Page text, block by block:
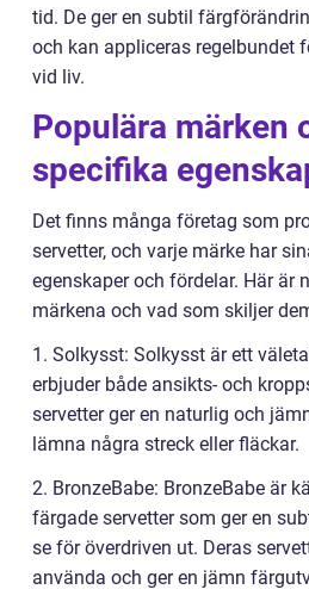
tid. De ger en subtil
och kan appliceras regelbundet
vid liv.
Populära märken
specifika
Det finns många företag som
servetter, och varje märke har
egenskaper och fördelar. Här är
märkena och vad som skiljer
1. Solkysst: Solkysst är ett
erbjuder både ansikts- och
servetter ger en naturlig och
lämna några streck eller fläckar.
2. BronzeBabe: BronzeBabe är
färgade servetter som ger en
se för överdriven ut. Deras
använda och ger en jämn